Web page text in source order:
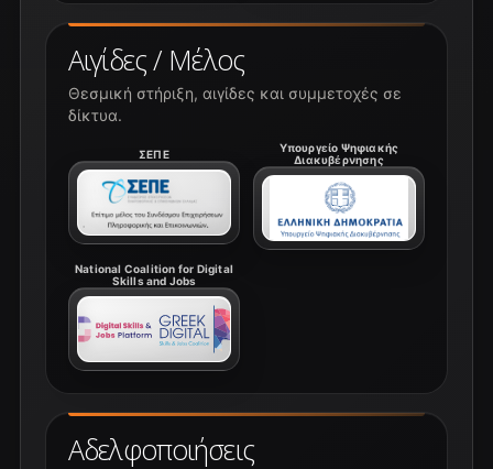
Αδελφοποιήσεις
Αιγίδες / Μέλος
Θεσμική στήριξη, αιγίδες και συμμετοχές σε
δίκτυα.
ΣΕΠΕ
Υπουργείο Ψηφιακής
Διακυβέρνησης
National Coalition for Digital
Skills and Jobs